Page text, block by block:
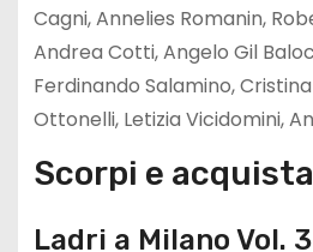
Cagni, Annelies Romanin,
Andrea Cotti, Angelo Gil
Ferdinando Salamino,
Ottonelli, Letizia Vicidomini,
Scorpi e
Ladri a Milano Vol. 3